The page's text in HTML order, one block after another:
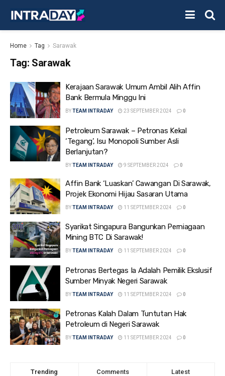
Home Tag Sarawak
Tag: Sarawak
Kerajaan Sarawak Umum Ambil Alih Affin
Bank Bermula Minggu Ini
BYTEAM INTRADAY 23 SEPTEMBER 2024 0
Petroleum Sarawak – Petronas Kekal
‘Tegang’, Isu Monopoli Sumber Asli
Berlanjutan?
BYTEAM INTRADAY 9 SEPTEMBER 2024 0
Affin Bank ‘Luaskan’ Cawangan Di Sarawak,
Projek Ekonomi Hijau Sasaran Utama
BYTEAM INTRADAY 11 SEPTEMBER 2024 0
Syarikat Singapura Bangunkan Perniagaan
Mining BTC Di Sarawak!
BYTEAM INTRADAY 11 SEPTEMBER 2024 0
Petronas Bertegas Ia Adalah Pemilik Ekslusif
Sumber Minyak Negeri Sarawak
BYTEAM INTRADAY 11 SEPTEMBER 2024 0
Petronas Kalah Dalam Tuntutan Hak
Petroleum di Negeri Sarawak
BYTEAM INTRADAY 11 SEPTEMBER 2024 0
Trending Comments Latest